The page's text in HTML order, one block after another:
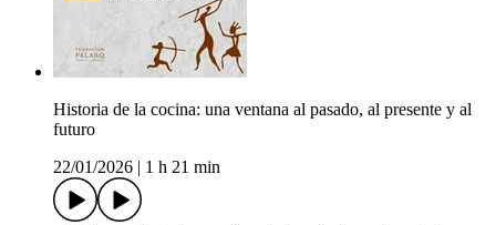
Historia de la cocina: una ventana al pasado, al presente y al
futuro
22/01/2026
1 h 21 min